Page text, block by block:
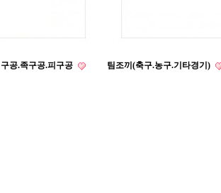
공.족구공.피구공 팀조끼(축구.농구.기타경기)